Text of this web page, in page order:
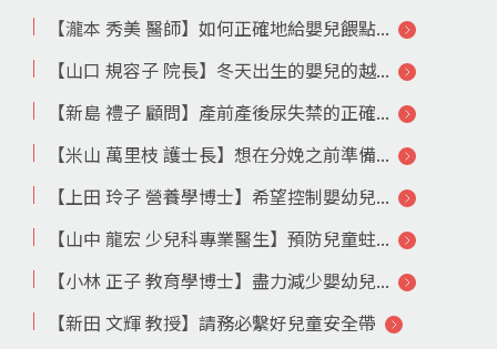
【瀧本 秀美 醫師】如何正確地給嬰兒餵點...
【山口 規容子 院長】冬天出生的嬰兒的越...
【新島 禮子 顧問】產前產後尿失禁的正確...
【米山 萬里枝 護士長】想在分娩之前準備...
【上田 玲子 營養學博士】希望控制嬰幼兒...
【山中 龍宏 少兒科專業醫生】預防兒童蛀...
【小林 正子 教育學博士】盡力減少嬰幼兒...
【新田 文輝 教授】請務必繫好兒童安全帶